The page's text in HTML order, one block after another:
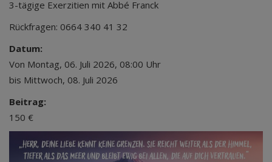
3-tägige Exerzitien mit Abbé Franck
Rückfragen: 0664 340 41 32
Datum:
Von Montag, 06. Juli 2026, 08:00 Uhr
bis Mittwoch, 08. Juli 2026
Beitrag:
150 €